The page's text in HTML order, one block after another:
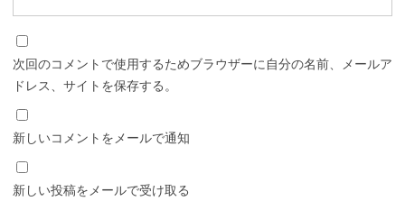
次回のコメントで使用するためブラウザーに自分の名前、メールア
ドレス、サイトを保存する。
新しいコメントをメールで通知
新しい投稿をメールで受け取る